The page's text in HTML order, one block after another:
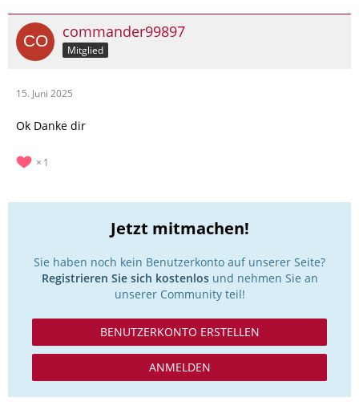
commander99897
Mitglied
15. Juni 2025
Ok Danke dir
1
Jetzt mitmachen!
Sie haben noch kein Benutzerkonto auf unserer Seite?
Registrieren Sie sich kostenlosund nehmen Sie an
unserer Community teil!
BENUTZERKONTO ERSTELLEN
ANMELDEN